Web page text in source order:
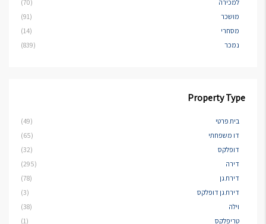
למכירה
(70)
מושכר
(91)
מסחרי
(14)
נמכר
(839)
Property Type
בית פרטי
(49)
דו משפחתי
(65)
דופלקס
(32)
דירה
(295)
דירת גן
(78)
דירת גן דופלקס
(3)
וילה
(38)
טריפלקס
(1)